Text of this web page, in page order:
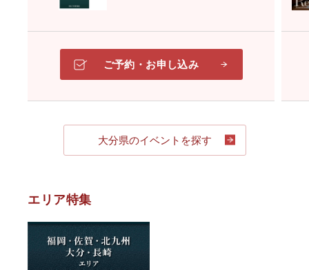
ご予約・お申し込み
大分県のイベントを探す
エリア特集